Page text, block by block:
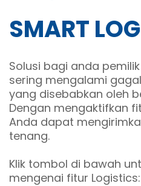
SMART
Solusi bagi anda
sering mengalami
yang disebabkan oleh
Dengan mengaktifkan
Anda dapat
tenang.
Klik tombol di bawah
mengenai fitur Logistics: